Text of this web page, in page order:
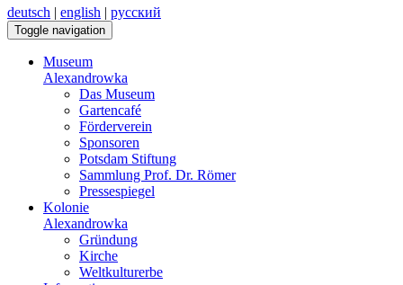
deutsch | english | русский
Toggle navigation
Museum
Alexandrowka
Das Museum
Gartencafé
Förderverein
Sponsoren
Potsdam Stiftung
Sammlung Prof. Dr. Römer
Pressespiegel
Kolonie
Alexandrowka
Gründung
Kirche
Weltkulturerbe